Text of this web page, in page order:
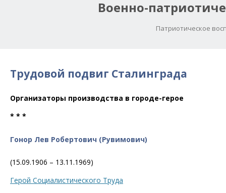
Военно-
Патриотическое
Трудовой подвиг Сталинграда
Организаторы производства в городе-герое
* * *
Гонор Лев Робертович (Рувимович)
(15.09.1906 – 13.11.1969)
Герой Социалистического Труда